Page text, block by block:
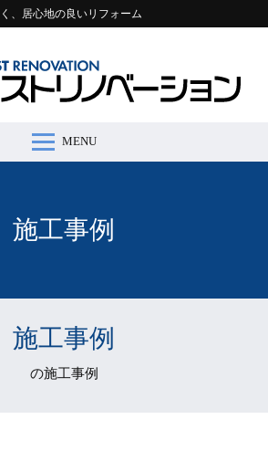
、居心地の良いリフォーム
MENU
施工事例
施工事例
の施工事例